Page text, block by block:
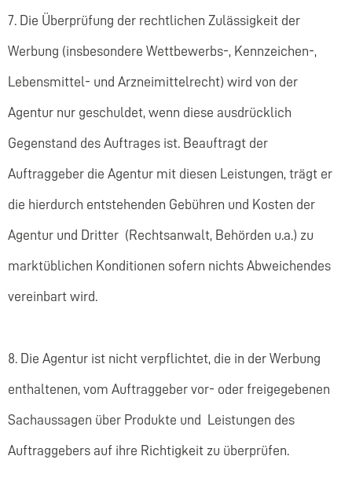
7. Die Überprüfung der rechtlichen Zulässigkeit der
Werbung (insbesondere Wettbewerbs-, Kennzeichen-,
Lebensmittel- und Arzneimittelrecht) wird von der
Agentur nur geschuldet, wenn diese ausdrücklich
Gegenstand des Auftrages ist. Beauftragt der
Auftraggeber die Agentur mit diesen Leistungen, trägt er
die hierdurch entstehenden Gebühren und Kosten der
Agentur und Dritter (Rechtsanwalt, Behörden u.a.) zu
marktüblichen Konditionen sofern nichts Abweichendes
vereinbart wird.
8. Die Agentur ist nicht verpflichtet, die in der Werbung
enthaltenen, vom Auftraggeber vor- oder freigegebenen
Sachaussagen über Produkte und Leistungen des
Auftraggebers auf ihre Richtigkeit zu überprüfen.